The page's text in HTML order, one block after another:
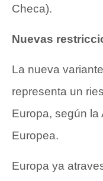
Checa).
Nuevas
La nueva
representa un
Europa, según la
Europea.
Europa ya